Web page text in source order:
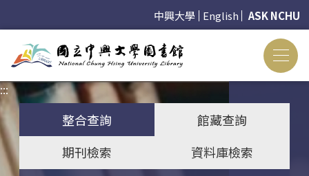
中興大學 English ASK NCHU
:::
整合查詢
館藏查詢
期刊檢索
資料庫檢索